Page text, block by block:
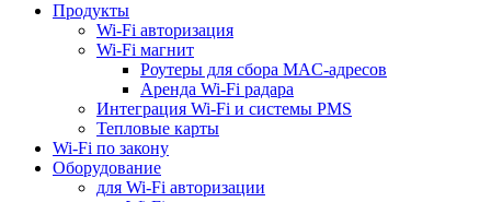
Продукты
Wi-Fi авторизация
Wi-Fi магнит
Роутеры для сбора MAC-адресов
Аренда Wi-Fi радара
Интеграция Wi-Fi и системы PMS
Тепловые карты
Wi-Fi по закону
Оборудование
для Wi-Fi авторизации